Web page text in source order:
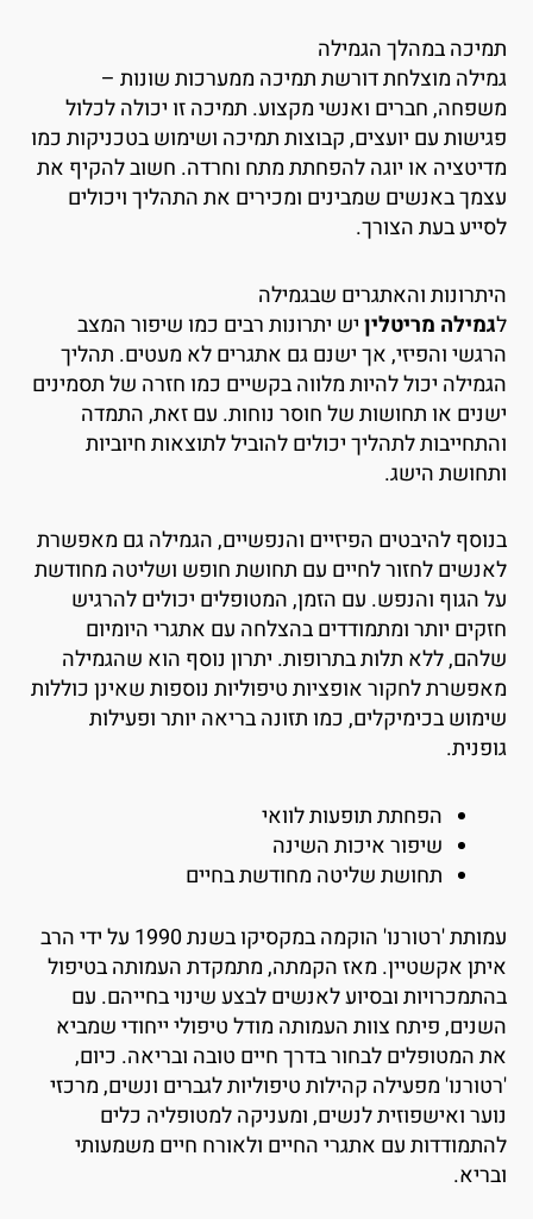
במהלך הגמילה
מוצלחת דורשת תמיכה ממערכות שונות –
חברים ואנשי מקצוע. תמיכה זו יכולה לכלול
עם יועצים, קבוצות תמיכה ושימוש בטכניקות כמו
או יוגה להפחתת מתח וחרדה. חשוב להקיף את
באנשים שמבינים ומכירים את התהליך ויכולים
בעת הצורך.
והאתגרים שבגמילה
גמילה מריטליןיש יתרונות רבים כמו שיפור המצב
והפיזי, אך ישנם גם אתגרים לא מעטים. תהליך
יכול להיות מלווה בקשיים כמו חזרה של תסמינים
או תחושות של חוסר נוחות. עם זאת, התמדה
לתהליך יכולים להוביל לתוצאות חיוביות
הישג.
להיבטים הפיזיים והנפשיים, הגמילה גם מאפשרת
לחזור לחיים עם תחושת חופש ושליטה מחודשת
הגוף והנפש. עם הזמן, המטופלים יכולים להרגיש
יותר ומתמודדים בהצלחה עם אתגרי היומיום
ללא תלות בתרופות. יתרון נוסף הוא שהגמילה
לחקור אופציות טיפוליות נוספות שאינן כוללות
בכימיקלים, כמו תזונה בריאה יותר ופעילות
הפחתת תופעות לוואי
שיפור איכות השינה
תחושת שליטה מחודשת בחיים
עמותת 'רטורנו' הוקמה במקסיקו בשנת 1990 על ידי הרב
אקשטיין. מאז הקמתה, מתמקדת העמותה בטיפול
ובסיוע לאנשים לבצע שינוי בחייהם. עם
פיתח צוות העמותה מודל טיפולי ייחודי שמביא
המטופלים לבחור בדרך חיים טובה ובריאה. כיום,
מפעילה קהילות טיפוליות לגברים ונשים, מרכזי
ואישפוזית לנשים, ומעניקה למטופליה כלים
עם אתגרי החיים ולאורח חיים משמעותי